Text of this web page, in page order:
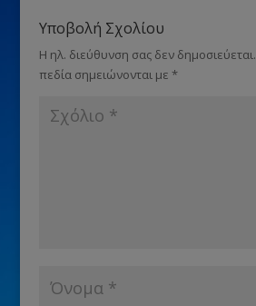
Υποβολή Σχολίου
Η ηλ. διεύθυνση σας δεν δημοσιεύεται.
πεδία σημειώνονται με *